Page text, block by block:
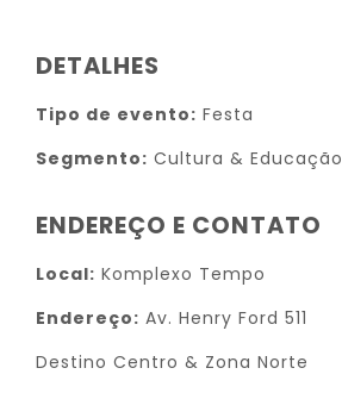
DETALHES
Tipo de evento: Festa
Segmento: Cultura & Educação
ENDEREÇO E CONTATO
Local: Komplexo Tempo
Endereço: Av. Henry Ford 511
Destino Centro & Zona Norte